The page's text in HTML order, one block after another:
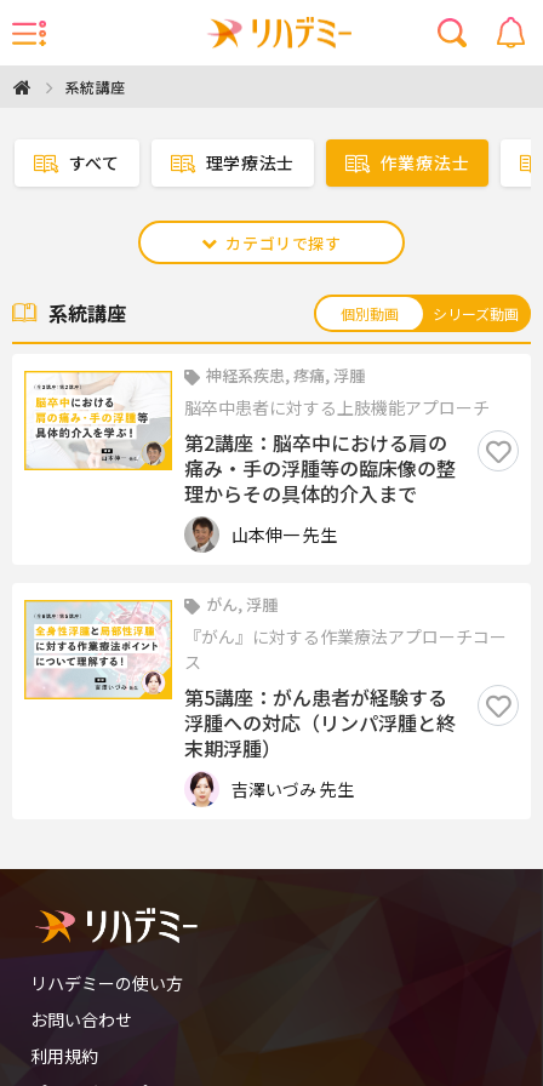
系統講座
すべて 理学療法士 作業療法士
カテゴリで探す
系統講座 個別動画 シリーズ動画
神経系疾患, 疼痛, 浮腫
脳卒中患者に対する上肢機能アプローチ
第2講座：脳卒中における肩の
痛み・手の浮腫等の臨床像の整
理からその具体的介入まで
山本伸一 先生
がん, 浮腫
『がん』に対する作業療法アプローチコー
ス
第5講座：がん患者が経験する
浮腫への対応（リンパ浮腫と終
末期浮腫）
吉澤いづみ 先生
リハデミーの使い方
お問い合わせ
利用規約